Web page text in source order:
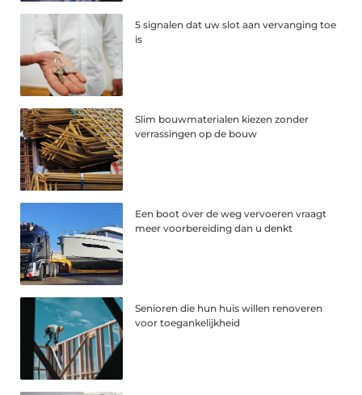
5 signalen dat uw slot aan vervanging toe
is
Slim bouwmaterialen kiezen zonder
verrassingen op de bouw
Een boot over de weg vervoeren vraagt
meer voorbereiding dan u denkt
Senioren die hun huis willen renoveren
voor toegankelijkheid